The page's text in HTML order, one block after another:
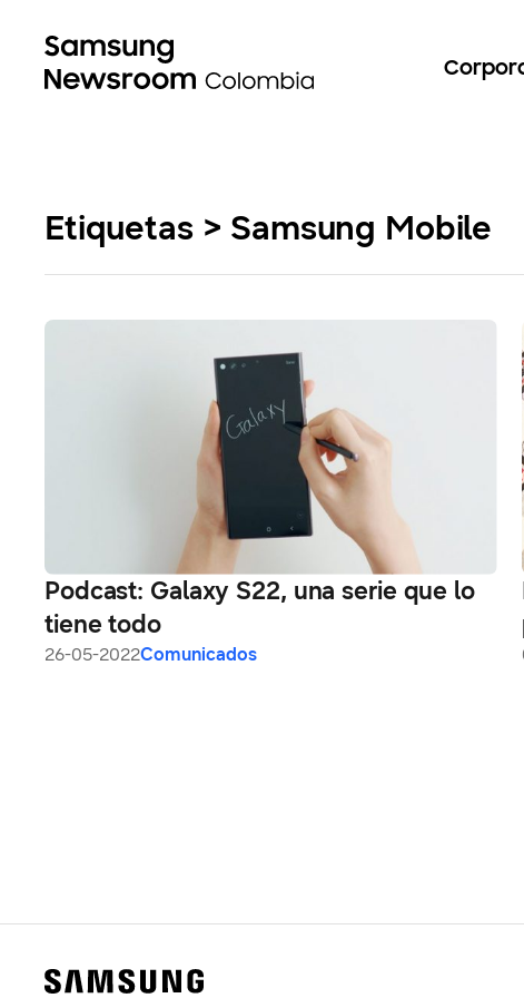
Etiquetas > Samsung Mobile
Podcast: Galaxy S22, una serie que lo
tiene todo
26-05-2022Comunicados